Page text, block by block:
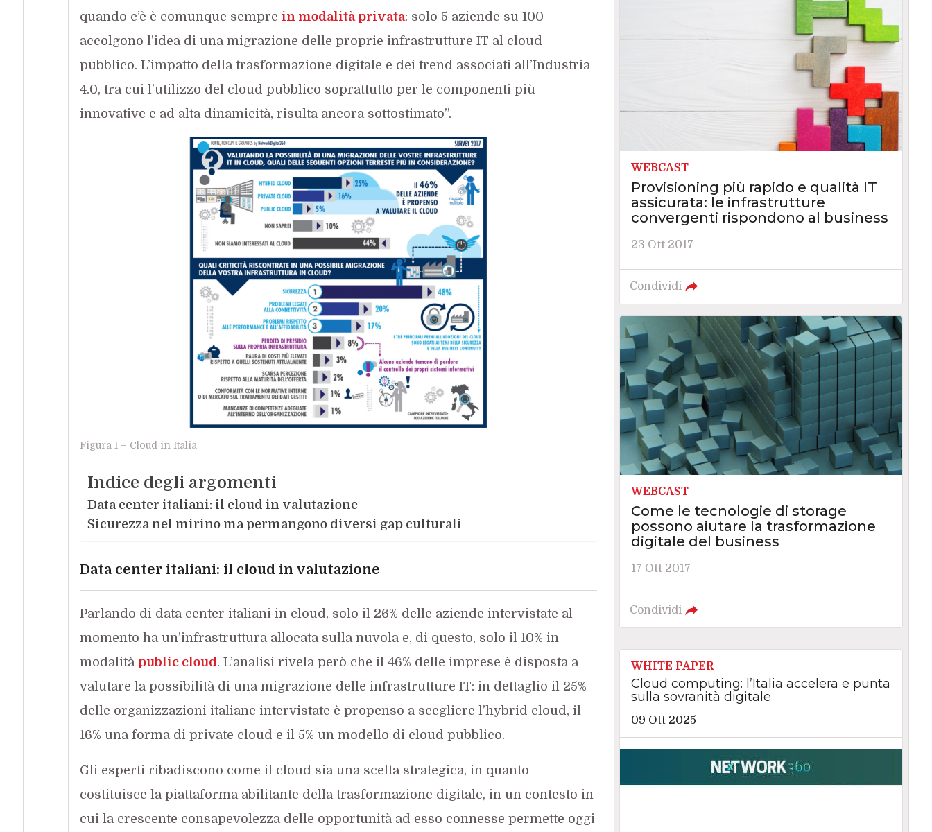
quando c’è è comunque sempre in modalità privata: solo 5 aziende su 100
accolgono l’idea di una migrazione delle proprie infrastrutture IT al cloud
pubblico. L’impatto della trasformazione digitale e dei trend associati all’Industria
4.0, tra cui l’utilizzo del cloud pubblico soprattutto per le componenti più
innovative e ad alta dinamicità, risulta ancora sottostimato”.
Figura 1 – Cloud in Italia
Indice degli argomenti
Data center italiani: il cloud in valutazione
Sicurezza nel mirino ma permangono diversi gap culturali
Data center italiani: il cloud in valutazione
Parlando di data center italiani in cloud, solo il 26% delle aziende intervistate al
momento ha un’infrastruttura allocata sulla nuvola e, di questo, solo il 10% in
modalità public cloud. L’analisi rivela però che il 46% delle imprese è disposta a
valutare la possibilità di una migrazione delle infrastrutture IT: in dettaglio il 25%
delle organizzazioni italiane intervistate è propenso a scegliere l’hybrid cloud, il
16% una forma di private cloud e il 5% un modello di cloud pubblico.
Gli esperti ribadiscono come il cloud sia una scelta strategica, in quanto
costituisce la piattaforma abilitante della trasformazione digitale, in un contesto in
cui la crescente consapevolezza delle opportunità ad esso connesse permette oggi
WEBCAST
Provisioning più rapido e qualità IT
assicurata: le infrastrutture
convergenti rispondono al business
23 Ott 2017
Condividi
WEBCAST
Come le tecnologie di storage
possono aiutare la trasformazione
digitale del business
17 Ott 2017
Condividi
WHITE PAPER
Cloud computing: l’Italia accelera e punta
sulla sovranità digitale
09 Ott 2025